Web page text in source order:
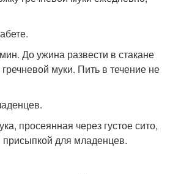
До ужина развести в стакане
муки. Пить в течение не
просеянная через густое сито,
присыпкой для младенцев.